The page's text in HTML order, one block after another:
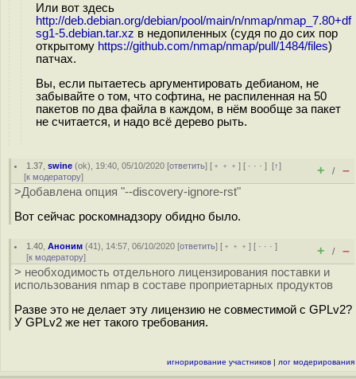
Или вот здесь
http://deb.debian.org/debian/pool/main/n/nmap/nmap_7.80+df
sg1-5.debian.tar.xz в недопиленных (судя по до сих пор
открытому https://github.com/nmap/nmap/pull/1484/files)
патчах.
Вы, если пытаетесь аргументировать дебианом, не
забывайте о том, что софтина, не распиленная на 50
пакетов по два файла в каждом, в нём вообще за пакет
не считается, и надо всё дерево рыть.
1.37 ,swine (ok), 19:40, 05/10/2020 [ответить] [ ﹢﹢﹢] [ · · ·][↑]
[к модератору] + / –
>Добавлена опция "--discovery-ignore-rst"
Вот сейчас роскомнадзору обидно было.
1.40 ,Аноним (41), 14:57, 06/10/2020 [ответить] [ ﹢﹢﹢] [ · · ·]
[к модератору] + / –
> необходимость отдельного лицензирования поставки и
использования nmap в составе проприетарных продуктов
Разве это не делает эту лицензию не совместимой с GPLv2?
У GPLv2 же нет такого требования.
игнорирование участников | лог модерирования